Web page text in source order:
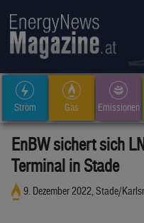
Strom Gas Emissionen
EnBW sichert sich
Terminal in Stade
9. Dezember 2022, Stade/